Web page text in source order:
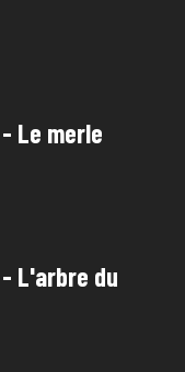
Le merle
L'arbre du